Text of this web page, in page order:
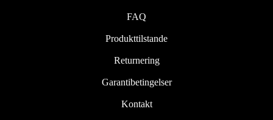
FAQ
Produkttilstande
Returnering
Garantibetingelser
Kontakt